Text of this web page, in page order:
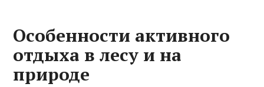
Особенности активного
отдыха в лесу и на
природе